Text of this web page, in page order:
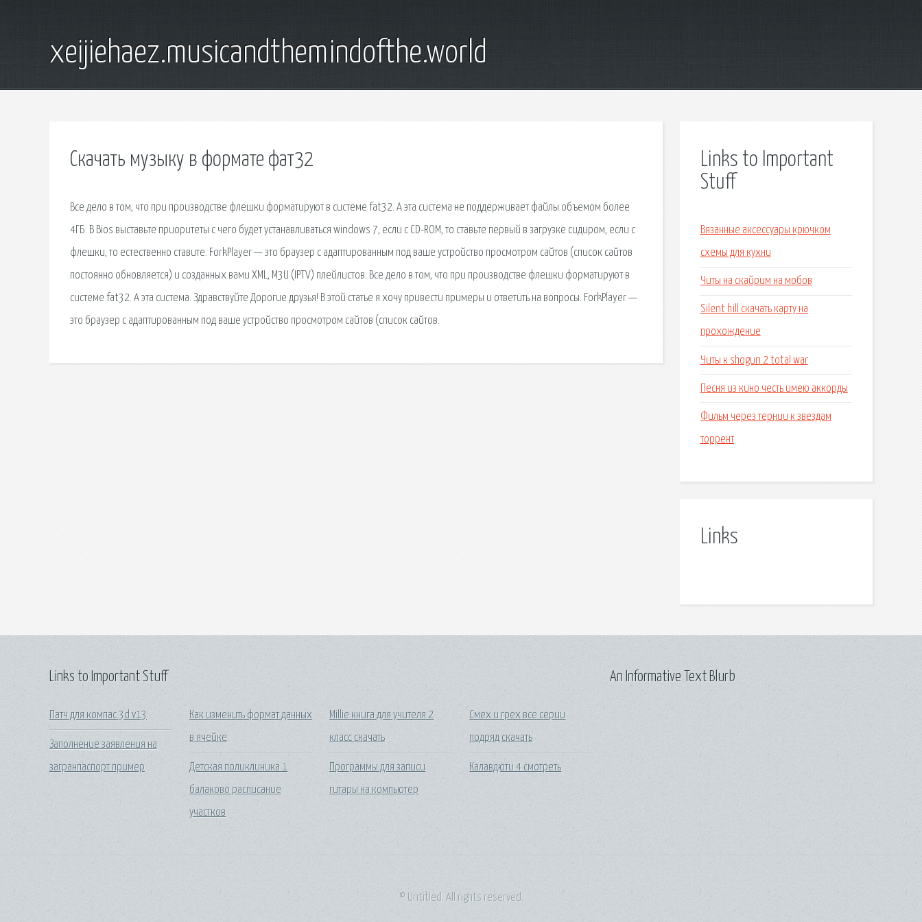
xeijiehaez.musicandthemindofthe.world
Скачать музыку в формате фат32
Все дело в том, что при производстве флешки форматируют в системе fat32. А эта система не поддерживает файлы объемом более
4ГБ. В Bios выставьте приоритеты с чего будет устанавливаться windows 7, если с CD-ROM, то ставьте первый в загрузке сидиром, если с
флешки, то естественно ставите. ForkPlayer — это браузер с адаптированным под ваше устройство просмотром сайтов (список сайтов
постоянно обновляется) и созданных вами XML, M3U (IPTV) плейлистов. Все дело в том, что при производстве флешки форматируют в
системе fat32. А эта система. Здравствуйте Дорогие друзья! В этой статье я хочу привести примеры и ответить на вопросы. ForkPlayer —
это браузер с адаптированным под ваше устройство просмотром сайтов (список сайтов.
Links to Important
Stuff
Вязанные аксессуары крючком
схемы для кухни
Читы на скайрим на мобов
Silent hill скачать карту на
прохождение
Читы к shogun 2 total war
Песня из кино честь имею аккорды
Фильм через тернии к звездам
торрент
Links
Links to Important Stuff
Патч для компас 3d v13
Заполнение заявления на
загранпаспорт пример
Как изменить формат данных
в ячейке
Детская поликлиника 1
балаково расписание
участков
Millie книга для учителя 2
класс скачать
Программы для записи
гитары на компьютер
Смех и грех все серии
подряд скачать
Калавдюти 4 смотреть
An Informative Text Blurb
© Untitled. All rights reserved.